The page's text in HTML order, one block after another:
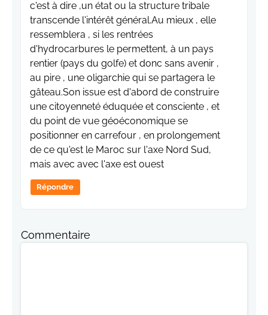
c'est à dire ,un état ou la structure tribale
transcende l'intérêt général.Au mieux , elle
ressemblera , si les rentrées
d'hydrocarbures le permettent, à un pays
rentier (pays du golfe) et donc sans avenir ,
au pire , une oligarchie qui se partagera le
gâteau.Son issue est d'abord de construire
une citoyenneté éduquée et consciente , et
du point de vue géoéconomique se
positionner en carrefour , en prolongement
de ce qu'est le Maroc sur l'axe Nord Sud,
mais avec avec l'axe est ouest
Répondre
Commentaire